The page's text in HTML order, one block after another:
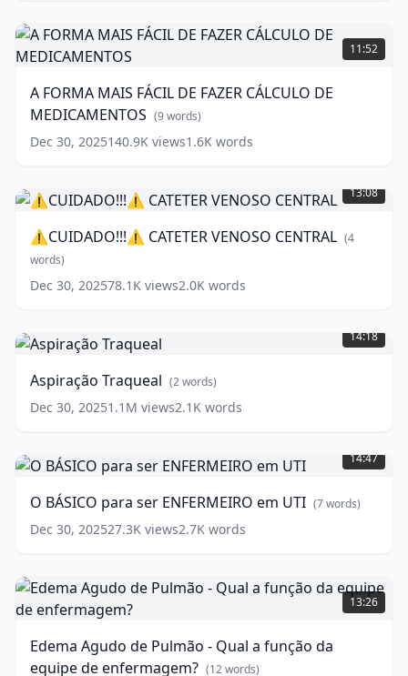
A
FORMA
MAIS
DE
FAZER
CÁLCULO
DE
words)
11:52
A FORMA MAIS FÁCIL DE FAZER CÁLCULO DE
MEDICAMENTOS (9words)
Dec 30, 2025140.9K views1.6K words
⚠️
CATETER
CENTRAL (4
words)
13:08
⚠️CUIDADO!!!⚠️ CATETER VENOSO CENTRAL (4
words)
Dec 30, 202578.1K views2.0K words
Traqueal
words)
14:18
Aspiração Traqueal (2words)
Dec 30, 20251.1M views2.1K words
BÁSICO
para
ENFERMEIRO
em
14:47
O BÁSICO para ser ENFERMEIRO em UTI (7words)
Dec 30, 202527.3K views2.7K words
Edema
Agudo
de
Qual
13:26
Edema Agudo de Pulmão - Qual a função da
equipe de enfermagem? (12words)